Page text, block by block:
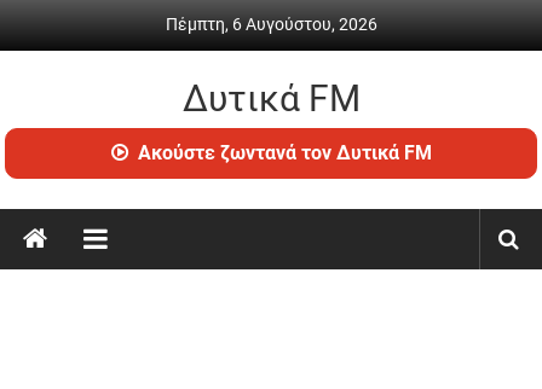
Πέμπτη, 6 Αυγούστου, 2026
Δυτικά FM
Ραδιόφωνο
•
ενημέρωση
Ακούστε ζωντανά τον Δυτικά FM